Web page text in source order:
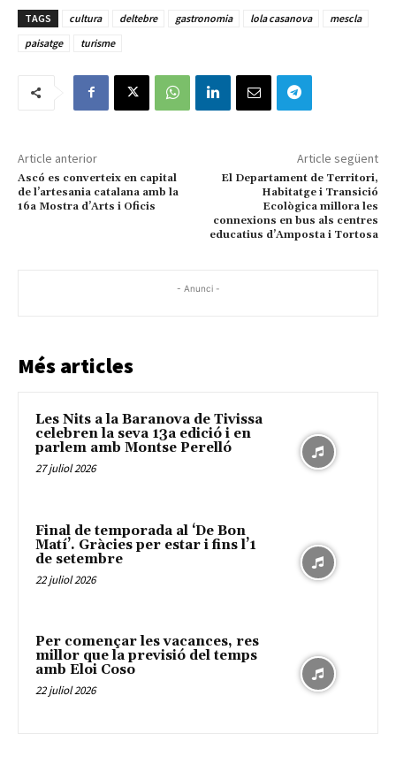
TAGS cultura deltebre gastronomia lola casanova
mescla
paisatge
turisme
Article anterior
Ascó es converteix en capital
de l’artesania catalana amb la
16a Mostra d’Arts i Oficis
Article següent
El Departament de Territori,
Habitatge i Transició
Ecològica millora les
connexions en bus als centres
educatius d’Amposta i Tortosa
- Anunci -
Més articles
Les Nits a la Baranova de Tivissa
celebren la seva 13a edició i en
parlem amb Montse Perelló
27 juliol 2026
Final de temporada al ‘De Bon
Matí’. Gràcies per estar i fins l’1
de setembre
22 juliol 2026
Per començar les vacances, res
millor que la previsió del temps
amb Eloi Coso
22 juliol 2026